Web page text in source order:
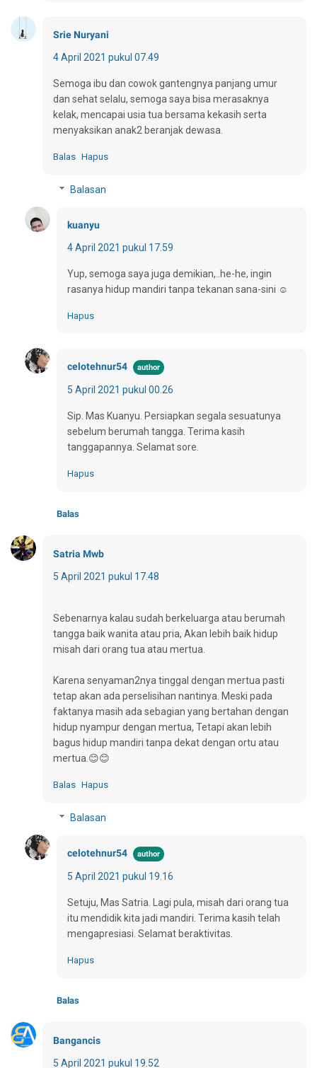
Srie Nuryani
4 April 2021 pukul 07.49
Semoga ibu dan cowok gantengnya panjang umur
dan sehat selalu, semoga saya bisa merasaknya
kelak, mencapai usia tua bersama kekasih serta
menyaksikan anak2 beranjak dewasa.
Balas Hapus
Balasan
kuanyu
4 April 2021 pukul 17.59
Yup, semoga saya juga demikian,..he-he, ingin
rasanya hidup mandiri tanpa tekanan sana-sini ☺
Hapus
celotehnur54
5 April 2021 pukul 00.26
Sip. Mas Kuanyu. Persiapkan segala sesuatunya
sebelum berumah tangga. Terima kasih
tanggapannya. Selamat sore.
Hapus
Balas
Satria Mwb
5 April 2021 pukul 17.48
Sebenarnya kalau sudah berkeluarga atau berumah
tangga baik wanita atau pria, Akan lebih baik hidup
misah dari orang tua atau mertua.
Karena senyaman2nya tinggal dengan mertua pasti
tetap akan ada perselisihan nantinya. Meski pada
faktanya masih ada sebagian yang bertahan dengan
hidup nyampur dengan mertua, Tetapi akan lebih
bagus hidup mandiri tanpa dekat dengan ortu atau
mertua.😊😊
Balas Hapus
Balasan
celotehnur54
5 April 2021 pukul 19.16
Setuju, Mas Satria. Lagi pula, misah dari orang tua
itu mendidik kita jadi mandiri. Terima kasih telah
mengapresiasi. Selamat beraktivitas.
Hapus
Balas
Bangancis
5 April 2021 pukul 19.52